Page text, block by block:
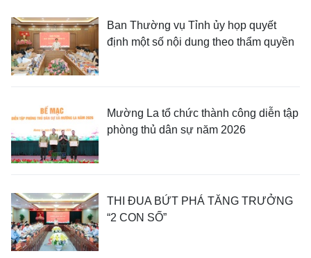
Ban Thường vụ Tỉnh ủy họp quyết
định một số nội dung theo thẩm quyền
Mường La tổ chức thành công diễn tập
phòng thủ dân sự năm 2026
THI ĐUA BỨT PHÁ TĂNG TRƯỞNG
“2 CON SỐ”